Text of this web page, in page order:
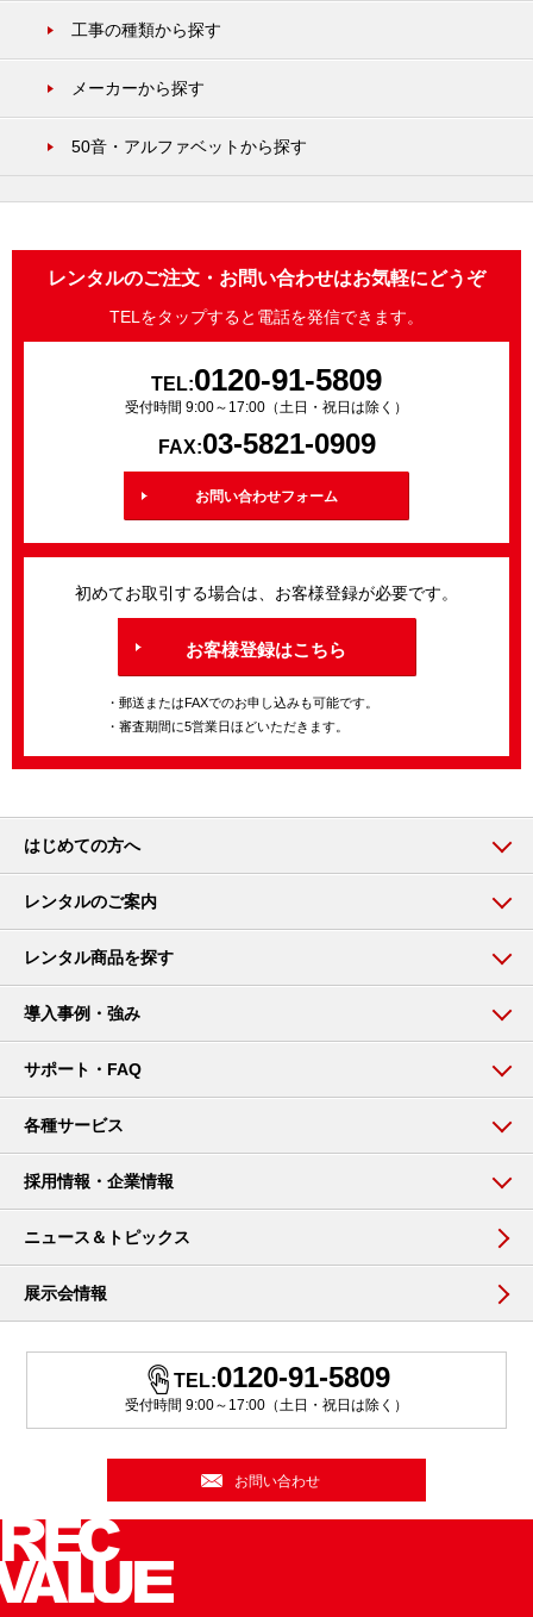
工事の種類から探す
メーカーから探す
50音・アルファベットから探す
レンタルのご注文・お問い合わせはお気軽にどうぞ
TELをタップすると電話を発信できます。
TEL:0120-91-5809
受付時間 9:00～17:00（土日・祝日は除く）
FAX:03-5821-0909
お問い合わせフォーム
初めてお取引する場合は、お客様登録が必要です。
お客様登録はこちら
・郵送またはFAXでのお申し込みも可能です。
・審査期間に5営業日ほどいただきます。
はじめての方へ
レンタルのご案内
レンタル商品を探す
導入事例・強み
サポート・FAQ
各種サービス
採用情報・企業情報
ニュース＆トピックス
展示会情報
TEL:0120-91-5809
受付時間 9:00～17:00（土日・祝日は除く）
お問い合わせ